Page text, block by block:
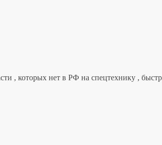
, которых нет в РФ на спецтехнику ,